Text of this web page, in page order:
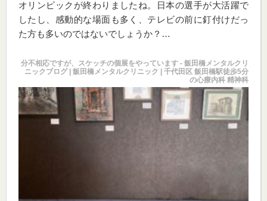
オリンピックが終わりましたね。日本の選手が大活躍で
したし、感動的な場面も多く、テレビの前に釘付けだっ
た方も多いのではないでしょうか？
が印象に残りました。
活躍のほどは皆様ご存知と思いますが、私が驚いたの
は、テレビで見ている限り、緊張感がほとんど感じられ
ないことですね。
自分でも「オリンピックでは1ミリも緊張を感じなかっ
た」と発言しているようですし、報道によれば、練習仲
分不相応ですが、スケッチの個展をやっています - 飯田橋メンタルクリ
ニックブログ | 飯田橋メンタルクリニック | 千代田区 飯田橋駅徒歩5分
の心療内科 精神科